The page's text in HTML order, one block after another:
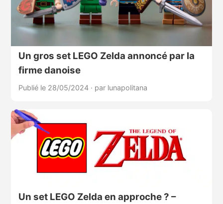
Un gros set LEGO Zelda annoncé par la
firme danoise
Publié le 28/05/2024 · par lunapolitana
Un set LEGO Zelda en approche ? –